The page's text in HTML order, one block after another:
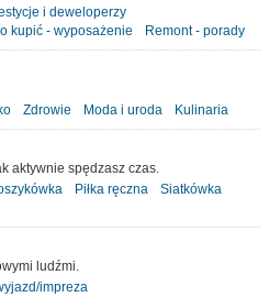
i deweloperzy
kupić - wyposażenie Remont - porady
Zdrowie Moda i uroda Kulinaria
aktywnie spędzasz czas.
Piłka ręczna
Siatkówka
ludźmi.
impreza